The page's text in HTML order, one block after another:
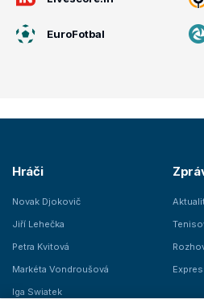
EuroFotbal
Hráči
Novak Djokovič
Jiří Lehečka
Petra Kvitová
Markéta Vondroušová
Iga Swiatek